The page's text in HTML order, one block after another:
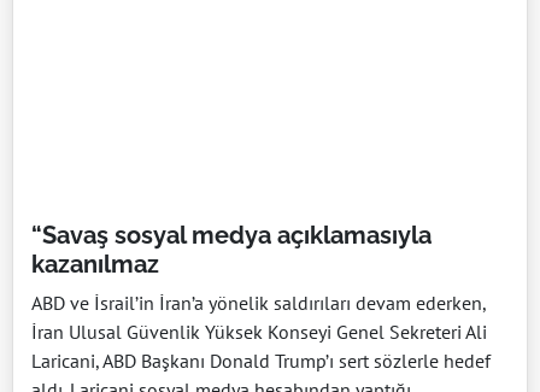
“Savaş sosyal medya açıklamasıyla
kazanılmaz
ABD ve İsrail’in İran’a yönelik saldırıları devam ederken,
İran Ulusal Güvenlik Yüksek Konseyi Genel Sekreteri Ali
Laricani, ABD Başkanı Donald Trump’ı sert sözlerle hedef